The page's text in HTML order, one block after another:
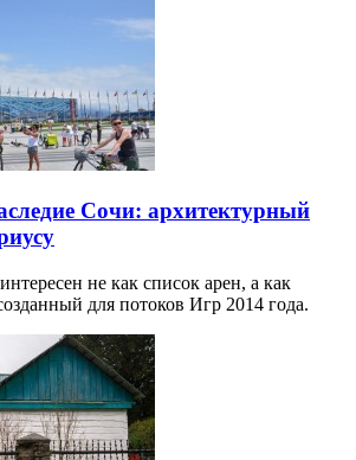
Сочи: архитектурный
не как список арен, а как
для потоков Игр 2014 года.